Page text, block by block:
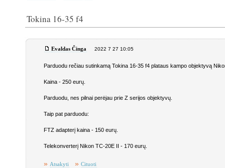
Tokina 16-35 f4
Evaldas Činga 2022 7 27 10:05
Parduodu rečiau sutinkamą Tokina 16-35 f4 plataus kampo objektyvą
Kaina - 250 eurų.
Parduodu, nes pilnai perėjau prie Z serijos objektyvų.
Taip pat parduodu:
FTZ adapterį kaina - 150 eurų.
Telekonverterį Nikon TC-20E II - 170 eurų.
» Atsakyti » Cituoti